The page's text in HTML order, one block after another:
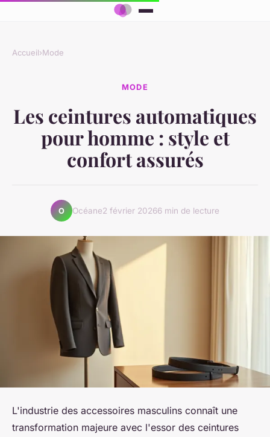
Accueil›Mode
MODE
Les ceintures automatiques
pour homme : style et
confort assurés
O Océane2 février 20266 min de lecture
L'industrie des accessoires masculins connaît une
transformation majeure avec l'essor des ceintures